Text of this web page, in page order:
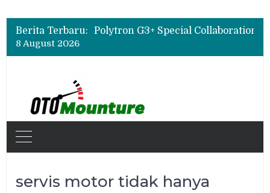
Berita Terbaru:
8 August 2026
servis motor tidak hanya